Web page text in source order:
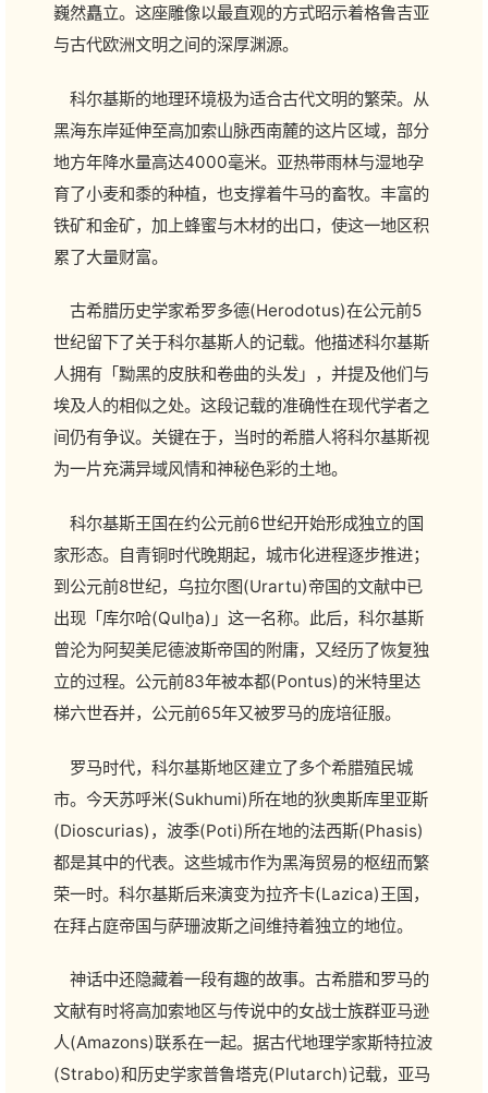
巍然矗立。这座雕像以最直观的方式昭示着格鲁吉亚
与古代欧洲文明之间的深厚渊源。
科尔基斯的地理环境极为适合古代文明的繁荣。从
黑海东岸延伸至高加索山脉西南麓的这片区域，部分
地方年降水量高达4000毫米。亚热带雨林与湿地孕
育了小麦和黍的种植，也支撑着牛马的畜牧。丰富的
铁矿和金矿，加上蜂蜜与木材的出口，使这一地区积
累了大量财富。
古希腊历史学家希罗多德(Herodotus)在公元前5
世纪留下了关于科尔基斯人的记载。他描述科尔基斯
人拥有「黝黑的皮肤和卷曲的头发」，并提及他们与
埃及人的相似之处。这段记载的准确性在现代学者之
间仍有争议。关键在于，当时的希腊人将科尔基斯视
为一片充满异域风情和神秘色彩的土地。
科尔基斯王国在约公元前6世纪开始形成独立的国
家形态。自青铜时代晚期起，城市化进程逐步推进；
到公元前8世纪，乌拉尔图(Urartu)帝国的文献中已
出现「库尔哈(Qulḫa)」这一名称。此后，科尔基斯
曾沦为阿契美尼德波斯帝国的附庸，又经历了恢复独
立的过程。公元前83年被本都(Pontus)的米特里达
梯六世吞并，公元前65年又被罗马的庞培征服。
罗马时代，科尔基斯地区建立了多个希腊殖民城
市。今天苏呼米(Sukhumi)所在地的狄奥斯库里亚斯
(Dioscurias)，波季(Poti)所在地的法西斯(Phasis)
都是其中的代表。这些城市作为黑海贸易的枢纽而繁
荣一时。科尔基斯后来演变为拉齐卡(Lazica)王国，
在拜占庭帝国与萨珊波斯之间维持着独立的地位。
神话中还隐藏着一段有趣的故事。古希腊和罗马的
文献有时将高加索地区与传说中的女战士族群亚马逊
人(Amazons)联系在一起。据古代地理学家斯特拉波
(Strabo)和历史学家普鲁塔克(Plutarch)记载，亚马